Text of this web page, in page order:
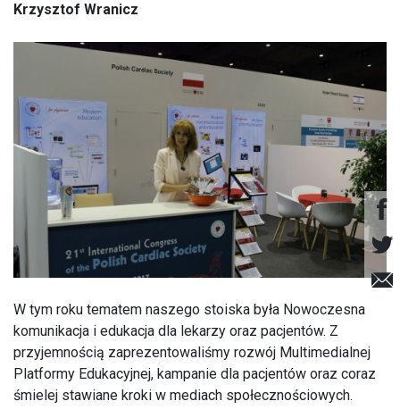
Krzysztof Wranicz
W tym roku tematem naszego stoiska była Nowoczesna
komunikacja i edukacja dla lekarzy oraz pacjentów. Z
przyjemnością zaprezentowaliśmy rozwój Multimedialnej
Platformy Edukacyjnej, kampanie dla pacjentów oraz coraz
śmielej stawiane kroki w mediach społecznościowych.